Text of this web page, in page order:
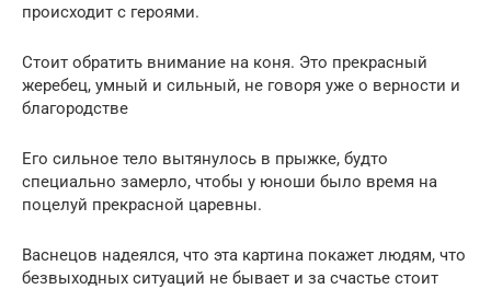
происходит с героями.
Стоит обратить внимание на коня. Это прекрасный
жеребец, умный и сильный, не говоря уже о верности и
благородстве
Его сильное тело вытянулось в прыжке, будто
специально замерло, чтобы у юноши было время на
поцелуй прекрасной царевны.
Васнецов надеялся, что эта картина покажет людям, что
безвыходных ситуаций не бывает и за счастье стоит